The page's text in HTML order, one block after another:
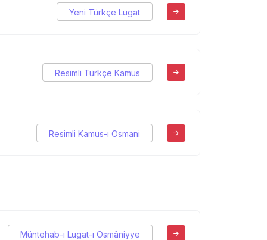
Yeni Türkçe Lugat
Resimli Türkçe Kamus
Resimli Kamus-ı Osmani
Müntehab-ı Lugat-ı Osmâniyye